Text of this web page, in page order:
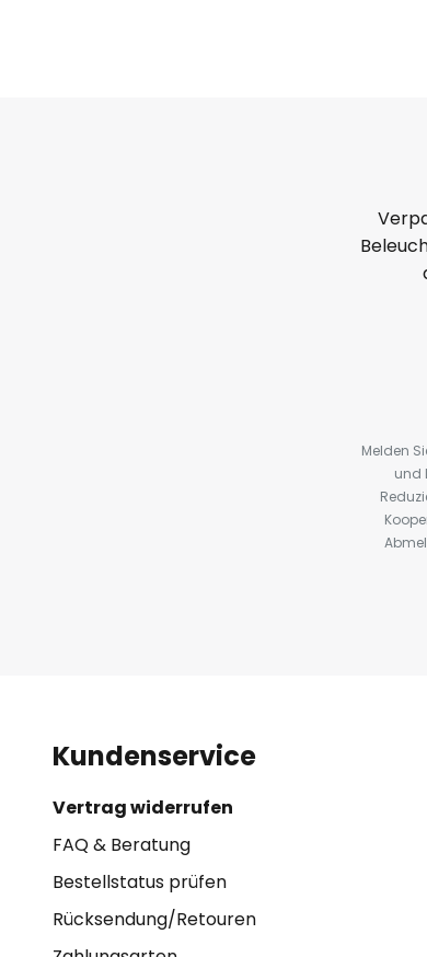
Melden
und
Kundenservice
Vertrag widerrufen
FAQ & Beratung
Bestellstatus prüfen
Rücksendung/Retouren